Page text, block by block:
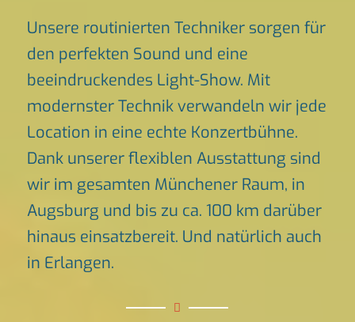
Unsere routinierten Techniker sorgen für
den perfekten Sound und eine
beeindruckendes Light-Show. Mit
modernster Technik verwandeln wir jede
Location in eine echte Konzertbühne.
Dank unserer flexiblen Ausstattung sind
wir im gesamten Münchener Raum, in
Augsburg und bis zu ca. 100 km darüber
hinaus einsatzbereit. Und natürlich auch
in Erlangen.